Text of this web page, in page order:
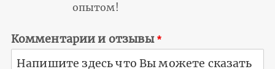
опытом!
Комментарии и отзывы